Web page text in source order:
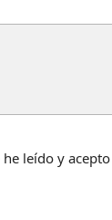
leído y